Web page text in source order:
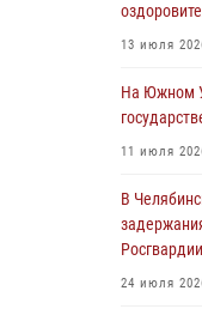
Республике
граждан
В
заседание
30 июля
13 июля
На Южном
11 июля
В
Росгвардии
24 июля